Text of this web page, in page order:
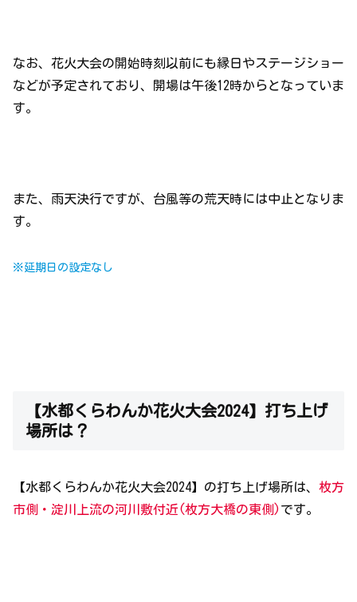
なお、花火大会の開始時刻以前にも縁日やステージショー
などが予定されており、開場は午後12時からとなっていま
す。
また、雨天決行ですが、台風等の荒天時には中止となりま
す。
※延期日の設定なし
【水都くらわんか花火大会2024】打ち上げ
場所は？
【水都くらわんか花火大会2024】の打ち上げ場所は、 枚方
市側・淀川上流の河川敷付近(枚方大橋の東側)です。